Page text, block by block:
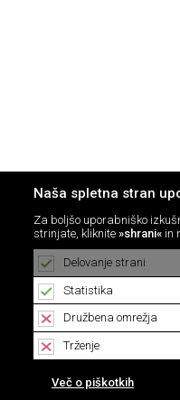
Naša spletna stran
Za boljšo uporabniško
strinjate, kliknite »shrani«in
Delovanje strani
Statistika
Družbena omrežja
Trženje
Več o piškotkih